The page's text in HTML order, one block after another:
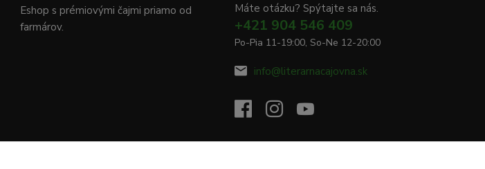
Eshop s prémiovými čajmi priamo od
farmárov.
Máte otázku? Spýtajte sa nás.
+421 904 546 409
Po-Pia 11-19:00, So-Ne 12-20:00
info@literarnacajovna.sk